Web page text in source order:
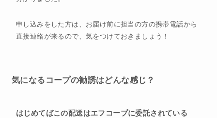
申し込みをした方は、お届け前に担当の方の携帯電話から
直接連絡が来るので、気をつけておきましょう！
気になるコープの勧誘はどんな感じ？
はじめてばこの配送はエフコープに委託されている